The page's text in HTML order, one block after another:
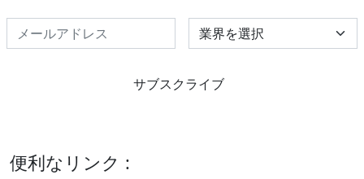
Select Industry
サブスクライブ
便利なリンク :